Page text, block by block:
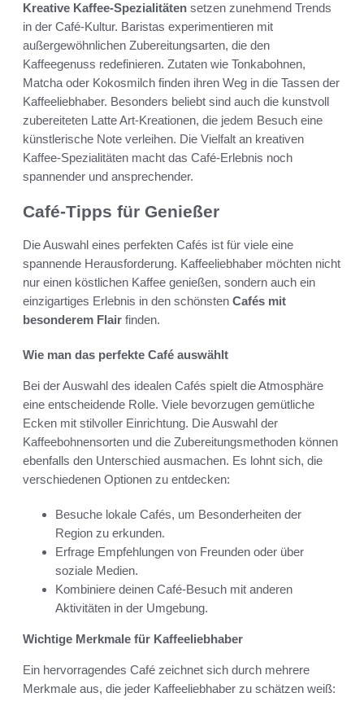
Kreative Kaffee-Spezialitäten setzen zunehmend Trends
in der Café-Kultur. Baristas experimentieren mit
außergewöhnlichen Zubereitungsarten, die den
Kaffeegenuss redefinieren. Zutaten wie Tonkabohnen,
Matcha oder Kokosmilch finden ihren Weg in die Tassen der
Kaffeeliebhaber. Besonders beliebt sind auch die kunstvoll
zubereiteten Latte Art-Kreationen, die jedem Besuch eine
künstlerische Note verleihen. Die Vielfalt an kreativen
Kaffee-Spezialitäten macht das Café-Erlebnis noch
spannender und ansprechender.
Café-Tipps für Genießer
Die Auswahl eines perfekten Cafés ist für viele eine
spannende Herausforderung. Kaffeeliebhaber möchten nicht
nur einen köstlichen Kaffee genießen, sondern auch ein
einzigartiges Erlebnis in den schönsten Cafés mit
besonderem Flair finden.
Wie man das perfekte Café auswählt
Bei der Auswahl des idealen Cafés spielt die Atmosphäre
eine entscheidende Rolle. Viele bevorzugen gemütliche
Ecken mit stilvoller Einrichtung. Die Auswahl der
Kaffeebohnensorten und die Zubereitungsmethoden können
ebenfalls den Unterschied ausmachen. Es lohnt sich, die
verschiedenen Optionen zu entdecken:
Besuche lokale Cafés, um Besonderheiten der
Region zu erkunden.
Erfrage Empfehlungen von Freunden oder über
soziale Medien.
Kombiniere deinen Café-Besuch mit anderen
Aktivitäten in der Umgebung.
Wichtige Merkmale für Kaffeeliebhaber
Ein hervorragendes Café zeichnet sich durch mehrere
Merkmale aus, die jeder Kaffeeliebhaber zu schätzen weiß: